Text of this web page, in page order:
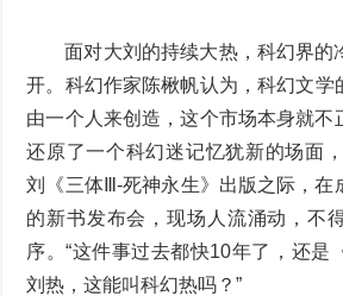
面对大刘的持续大热，科幻界的
开。科幻作家陈楸帆认为，科幻文学
由一个人来创造，这个市场本身就不
还原了一个科幻迷记忆犹新的场面
刘《三体Ⅲ-死神永生》出版之际，在
的新书发布会，现场人流涌动，不
序。“这件事过去都快10年了，还是
刘热，这能叫科幻热吗？”